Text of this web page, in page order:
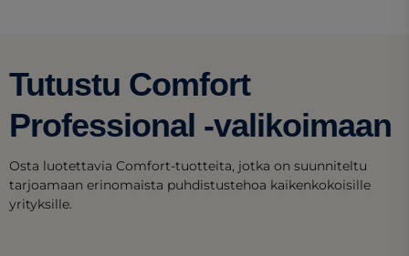
Tutustu Comfort
Professional -valikoimaan
Osta luotettavia Comfort-tuotteita, jotka on suunniteltu
tarjoamaan erinomaista puhdistustehoa kaikenkokoisille
yrityksille.